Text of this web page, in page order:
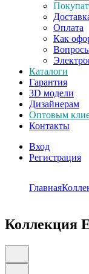
Оплата
Как
Каталоги
Гарантия
3D модели
Дизайнерам
Оптовым
Контакты
Вход
Регистрация
Главная
Коллекция